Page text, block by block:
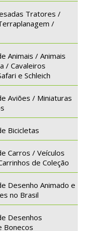
Tratores /
/
Animais / Animais
/ Cavaleiros
e Schleich
Aviões / Miniaturas
Bicicletas
Carros / Veículos
de Coleção
Desenho Animado e
no Brasil
Desenhos
Bonecos